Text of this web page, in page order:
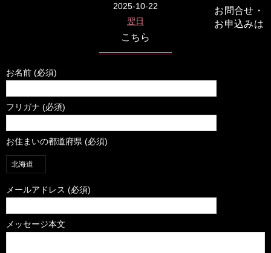
2025-10-22
翌日
お問合せ・
お申込みは
こちら
お名前 (必須)
フリガナ (必須)
お住まいの都道府県 (必須)
メールアドレス (必須)
メッセージ本文